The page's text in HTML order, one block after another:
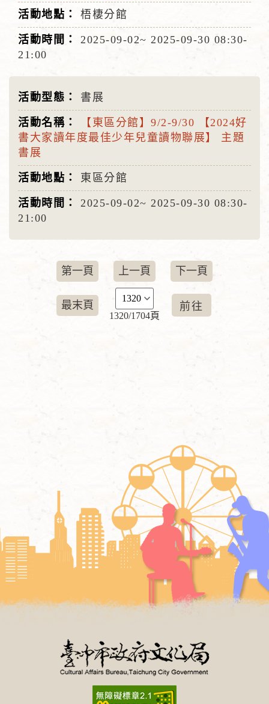
梧棲分館
2025-09-02~ 2025-09-30 08:30-
21:00
書展
【東區分館】9/2-9/30 【2024好
書大家讀年度最佳少年兒童讀物聯展】 主題
書展
東區分館
2025-09-02~ 2025-09-30 08:30-
21:00
第一頁 上一頁 下一頁
最末頁
1320/1704頁